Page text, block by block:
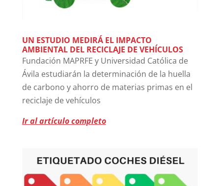
UN ESTUDIO MEDIRÁ EL IMPACTO
AMBIENTAL DEL RECICLAJE DE VEHÍCULOS
Fundación MAPRFE y Universidad Católica de
Ávila estudiarán la determinación de la huella
de carbono y ahorro de materias primas en el
reciclaje de vehículos
Ir al artículo completo